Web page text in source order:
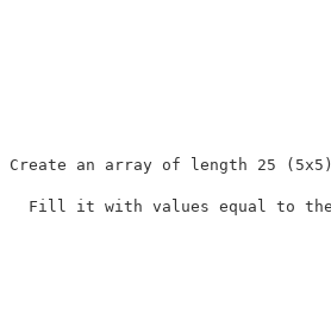
Create an array of length 25 (5x5)